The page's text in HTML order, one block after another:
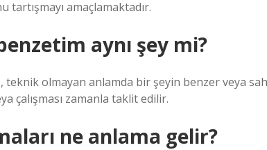
amaçlamaktadır.
aynı şey mi?
olmayan anlamda bir şeyin benzer veya
çalışması zamanla taklit edilir.
ne anlama gelir?